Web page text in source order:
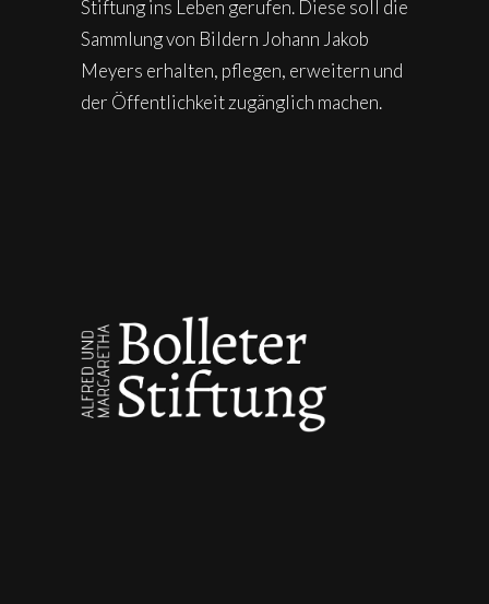
Stiftung ins Leben gerufen. Diese soll die
Sammlung von Bildern Johann Jakob
Meyers erhalten, pflegen, erweitern und
der Öffentlichkeit zugänglich machen.